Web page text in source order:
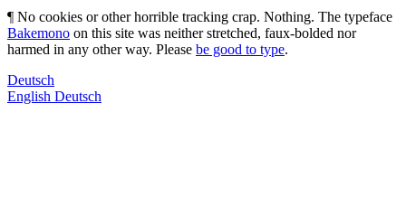
¶ No cookies or other horrible tracking crap. Nothing. The typeface
Bakemono on this site was neither stretched, faux-bolded nor
harmed in any other way. Please be good to type.
Deutsch
English Deutsch